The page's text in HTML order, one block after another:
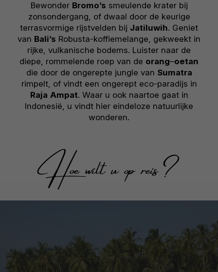
Bewonder Bromo’s smeulende krater bij
zonsondergang, of dwaal door de keurige
terrasvormige rijstvelden bij Jatiluwih. Geniet
van Bali’s Robusta-koffiemelange, gekweekt in
rijke, vulkanische bodems. Luister naar de
diepe, rommelende roep van de orang–oetan
die door de ongerepte jungle van Sumatra
rimpelt, of vindt een ongerept eco-paradijs in
Raja Ampat. Waar u ook naartoe gaat in
Indonesië, u vindt hier eindeloze natuurlijke
wonderen.
Hoe wilt u op reis?